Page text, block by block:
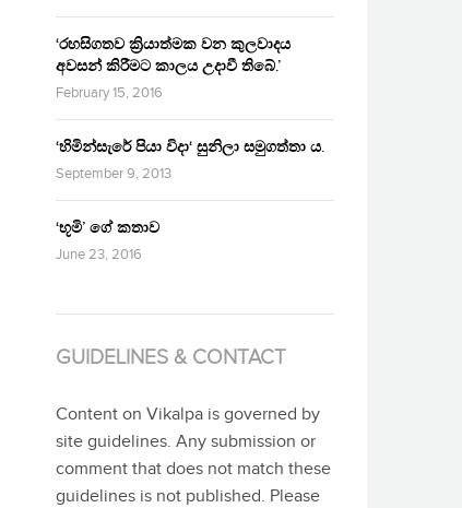
‘රහසිගතව ක්‍රියාත්මක වන කුලවාදය
අවසන් කිරීමට කාලය උදාවී තිබේ.’
February 15, 2016
‘හිමින්සැරේ පියා විදා‘ සුනිලා සමුගත්තා ය.
September 9, 2013
‘භූමි’ ගේ කතාව
June 23, 2016
GUIDELINES & CONTACT
Content on Vikalpa is governed by
site guidelines. Any submission or
comment that does not match these
guidelines is not published. Please